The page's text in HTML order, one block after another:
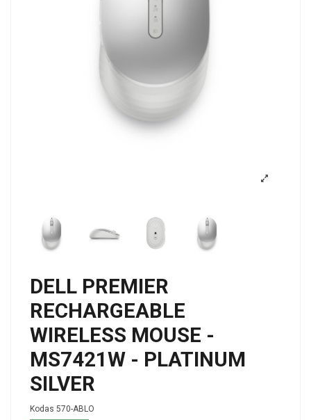
DELL PREMIER
RECHARGEABLE
WIRELESS MOUSE -
MS7421W - PLATINUM
SILVER
Kodas 570-ABLO